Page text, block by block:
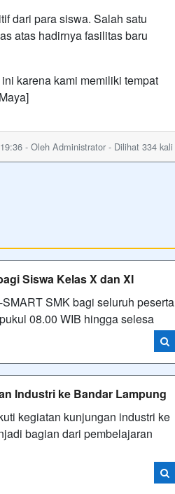
dari para siswa. Salah satu
atas hadirnya fasilitas baru
karena kami memiliki tempat
- Oleh Administrator - Dilihat 334 kali
Siswa Kelas X dan XI
SMK bagi seluruh peserta
08.00 WIB hingga selesa
Industri ke Bandar Lampung
kegiatan kunjungan industri ke
bagian dari pembelajaran